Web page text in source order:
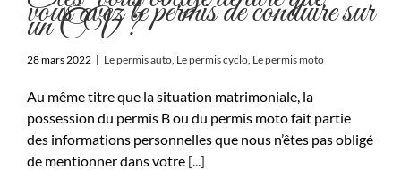
vous avez le permis de conduire sur
un CV ?
28 mars 2022 | Le permis auto, Le permis cyclo, Le permis moto
Au même titre que la situation matrimoniale, la
possession du permis B ou du permis moto fait partie
des informations personnelles que nous n’êtes pas obligé
de mentionner dans votre [...]